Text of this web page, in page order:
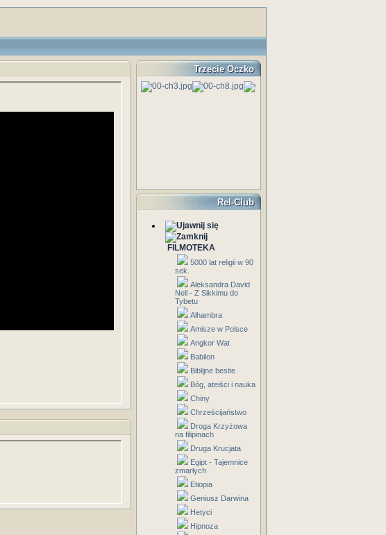
Trzecie Oczko
Rel-Club
FILMOTEKA
5000 lat religii w 90
sek.
Aleksandra David
Nell - Z Sikkimu do
Tybetu
Alhambra
Amisze w Polsce
Angkor Wat
Babilon
Biblijne bestie
Bóg, ateiści i nauka
Chiny
Chrześcijaństwo
Droga Krzyżowa
na filipinach
Druga Krucjata
Egipt - Tajemnice
zmarłych
Etiopia
Geniusz Darwina
Hetyci
Hipnoza